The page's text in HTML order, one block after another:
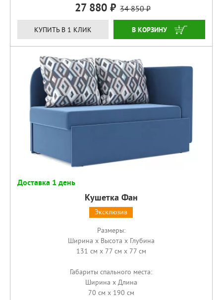
27 880 34 850
КУПИТЬ В 1 КЛИК КУПИТЬ
Доставка 1 день
Кушетка Фан
Эксклюзив
Размеры:
Ширина x Высота x Глубина
131 см x 77 см x 77 см
Габариты спального места:
Ширина x Длина
70 см x 190 см